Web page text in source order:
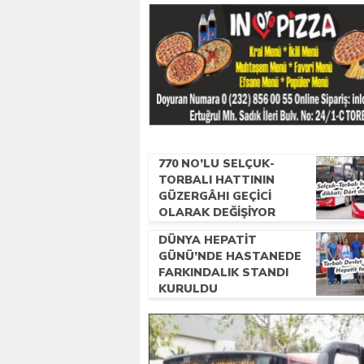
770 NO’LU SELÇUK-
TORBALI HATTININ
GÜZERGÂHI GEÇICI
OLARAK DEĞIŞIYOR
DÜNYA HEPATIT
GÜNÜ’NDE HASTANEDE
FARKINDALIK STANDI
KURULDU